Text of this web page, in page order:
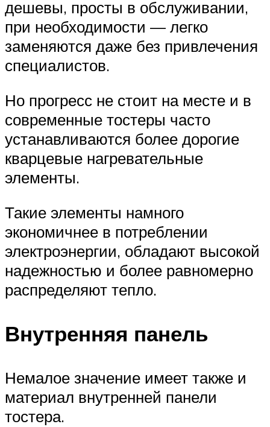
дешевы, просты в обслуживании,
при необходимости — легко
заменяются даже без привлечения
специалистов.
Но прогресс не стоит на месте и в
современные тостеры часто
устанавливаются более дорогие
кварцевые нагревательные
элементы.
Такие элементы намного
экономичнее в потреблении
электроэнергии, обладают высокой
надежностью и более равномерно
распределяют тепло.
Внутренняя панель
Немалое значение имеет также и
материал внутренней панели
тостера.